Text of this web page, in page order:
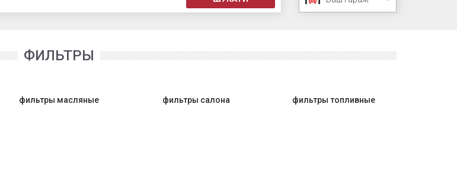
ФИЛЬТРЫ
фильтры масляные фильтры салона фильтры топливные